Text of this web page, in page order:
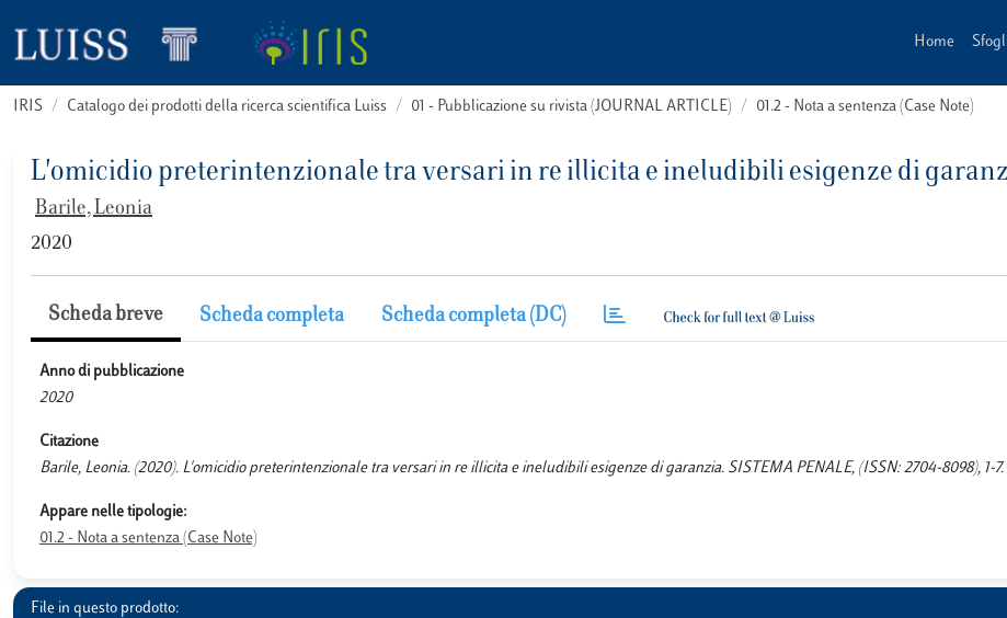
Home
IRIS Catalogo dei prodotti della ricerca scientifica Luiss 01 - Pubblicazione su rivista (JOURNAL ARTICLE) 01.2 - Nota a sentenza (Case Note)
L'omicidio preterintenzionale tra versari in re illicita e ineludibili esigenze di
Barile, Leonia
2020
Scheda breve Scheda completa Scheda completa (DC)
Anno di pubblicazione
2020
Citazione
Barile, Leonia. (2020). L'omicidio preterintenzionale tra versari in re illicita e ineludibili esigenze di garanzia. SISTEMA PENALE, (ISSN: 2704-8098), 1-7.
Appare nelle tipologie:
01.2 - Nota a sentenza (Case Note)
File in questo prodotto: